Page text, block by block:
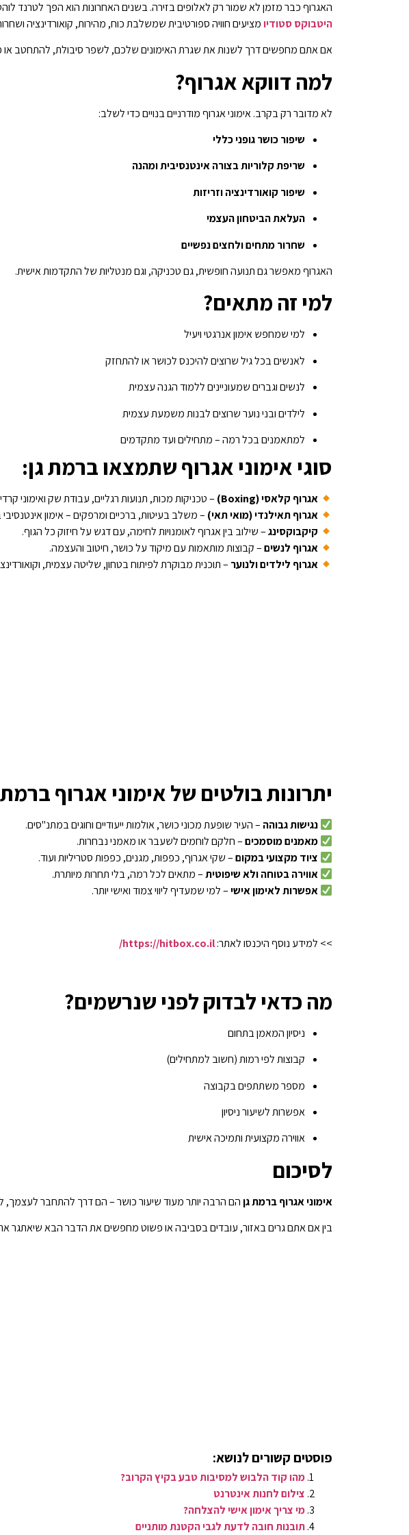
האגרוף כבר מזמן לא שמור רק לאלופים בזירה. בשנים האחרונות הוא הפך לטרנד
היטבוקס סטודיומציעים חוויה ספורטיבית שמשלבת כוח, מהירות, קואורדינציה
אם אתם מחפשים דרך לשנות את שגרת האימונים שלכם, לשפר סיבולת, להתחטב או
למה דווקא אגרוף?
לא מדובר רק בקרב. אימוני אגרוף מודרניים בנויים כדי לשלב:
שיפור כושר גופני כללי
שריפת קלוריות בצורה אינטנסיבית ומהנה
שיפור קואורדינציה וזריזות
העלאת הביטחון העצמי
שחרור מתחים ולחצים נפשיים
האגרוף מאפשר גם תנועה חופשית, גם טכניקה, וגם מנטליות של התקדמות אישית.
למי זה מתאים?
למי שמחפש אימון אנרגטי ויעיל
לאנשים בכל גיל שרוצים להיכנס לכושר או להתחזק
לנשים וגברים שמעוניינים ללמוד הגנה עצמית
לילדים ובני נוער שרוצים לבנות משמעת עצמית
למתאמנים בכל רמה – מתחילים ועד מתקדמים
סוגי אימוני אגרוף שתמצאו ברמת גן:
אגרוף קלאסי (Boxing)
– טכניקות מכות, תנועות רגליים, עבודת שק ואימוני
אגרוף תאילנדי (מואי תאי) – משלב בעיטות, ברכיים ומרפקים – אימון אינטנסיבי
קיקבוקסינג– שילוב בין אגרוף לאומנויות לחימה, עם דגש על חיזוק כל הגוף.
אגרוף לנשים– קבוצות מותאמות עם מיקוד על כושר, חיטוב והעצמה.
אגרוף לילדים ולנוער – תוכנית מבוקרת לפיתוח בטחון, שליטה עצמית,
יתרונות בולטים של אימוני אגרוף
נגישות גבוהה – העיר שופעת מכוני כושר, אולמות ייעודיים וחוגים במתנ"סים.
מאמנים מוסמכים– חלקם לוחמים לשעבר או מאמני נבחרות.
ציוד מקצועי במקום– שקי אגרוף, כפפות, מגנים, כפפות סטריליות ועוד.
אווירה בטוחה ולא שיפוטית– מתאים לכל רמה, בלי תחרות מיותרת.
אפשרות לאימון אישי– למי שמעדיף ליווי צמוד ואישי יותר.
>> למידע נוסף היכנסו לאתר:https://hitbox.co.il/
מה כדאי לבדוק לפני שנרשמים?
ניסיון המאמן בתחום
קבוצות לפי רמות (חשוב למתחילים)
מספר משתתפים בקבוצה
אפשרות לשיעור ניסיון
אווירה מקצועית ותמיכה אישית
לסיכום
אימוני אגרוף ברמת גןהם הרבה יותר מעוד שיעור כושר – הם דרך להתחבר לעצמך,
בין אם אתם גרים באזור, עובדים בסביבה או פשוט מחפשים את הדבר הבא שיאתגר
פוסטים קשורים לנושא:
מהו קוד הלבוש למסיבות טבע בקיץ הקרוב?
צילום לחנות אינטרנט
מי צריך אימון אישי להצלחה?
תובנות חובה לדעת לגבי הקטנת מותניים